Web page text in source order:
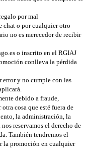
por mal
chat o por cualquier otro
no es merecedor de recibir
o inscrito en el RGIAJ
conlleva la pérdida
error y no cumple con las
debido a fraude,
cosa que esté fuera de
la administración, la
reservamos el derecho de
También tendremos el
la promoción en cualquier